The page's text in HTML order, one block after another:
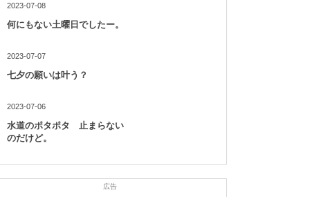
2023-07-08
何にもない土曜日でしたー。
2023-07-07
七夕の願いは叶う？
2023-07-06
水道のポタポタ 止まらない
のだけど。
広告